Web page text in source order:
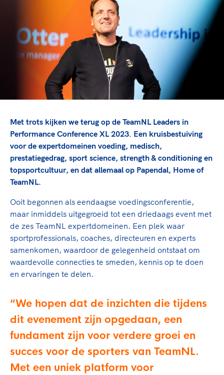
Sportakkoord II
Game Changer
TeamNL kids
Olympische geschiedenis
Nieuwspagina
Columns
Sport gaat niet vanzelf
Sport verenigt. Op sportclubs, pleintjes, tijdens
een rondje fietsen, door samen te skaten of naar
de sportschool te gaan. Door samen te juichen
voor Sifan Hassan, Rico Verhoeven, Diede de
Groot en het Nederlands Elftal. Of met trots te
de halve marathon van je moeder of de
hockeywedstrijd van je buurjongen.
Lees verder
Veilige en integere sport
Diversiteit en inclusie
Gezonde sportomgeving
Duurzaamheid
Bekwaam sportkader
Vitale clubs en bestuurlijk kader
Clubacties
Handboek Wet- en Regelgeving
Opleidingen en trainingen
Ruimte voor sport
Clubondersteuning
Beroepskrachten
Samen voor een veilige
Voor welk gedrag staat de club? Wat mag wel
langs de lijn, in de kleedkamer, kantine en online?
En wat mag vooral niet? Een gedragscode geeft
hier richting aan en is dus een belangrijk
onderdeel van het clubbeleid rondom gewenst en
ongewenst gedrag.
TeamNL Academie Kalender
Kennisaanbod TeamNL Experts
TeamNL Sport Science Centre
Olympische Spelen LA28
Europese Spelen Istanbul 2027
Topsportbeleid
Topsportfinanciering
Maatschappelijke waarde topsport
Top teamsportcompetities
De TeamNL Academie
De TeamNL Academie biedt een leer- en
ontwikkelprogramma voor de volgende functies
binnen TeamNL programma's: experts, coaches,
toekomstig kader.
Lees verder
Met trots kijken we terug op de TeamNL Leaders in
Performance Conference XL 2023. Een kruisbestuiving
voor de expertdomeinen voeding, medisch,
prestatiegedrag, sport science, strength & conditioning en
topsportcultuur, en dat allemaal op Papendal, Home of
TeamNL.
Ooit begonnen als eendaagse voedingsconferentie,
maar inmiddels uitgegroeid tot een driedaags event met
de zes TeamNL expertdomeinen. Een plek waar
sportprofessionals, coaches, directeuren en experts
samenkomen, waardoor de gelegenheid ontstaat om
waardevolle connecties te smeden, kennis op te doen
en ervaringen te delen.
We hopen dat de inzichten die tijdens
dit evenement zijn opgedaan, een
fundament zijn voor verdere groei en
succes voor de sporters van TeamNL.
Met een uniek platform voor